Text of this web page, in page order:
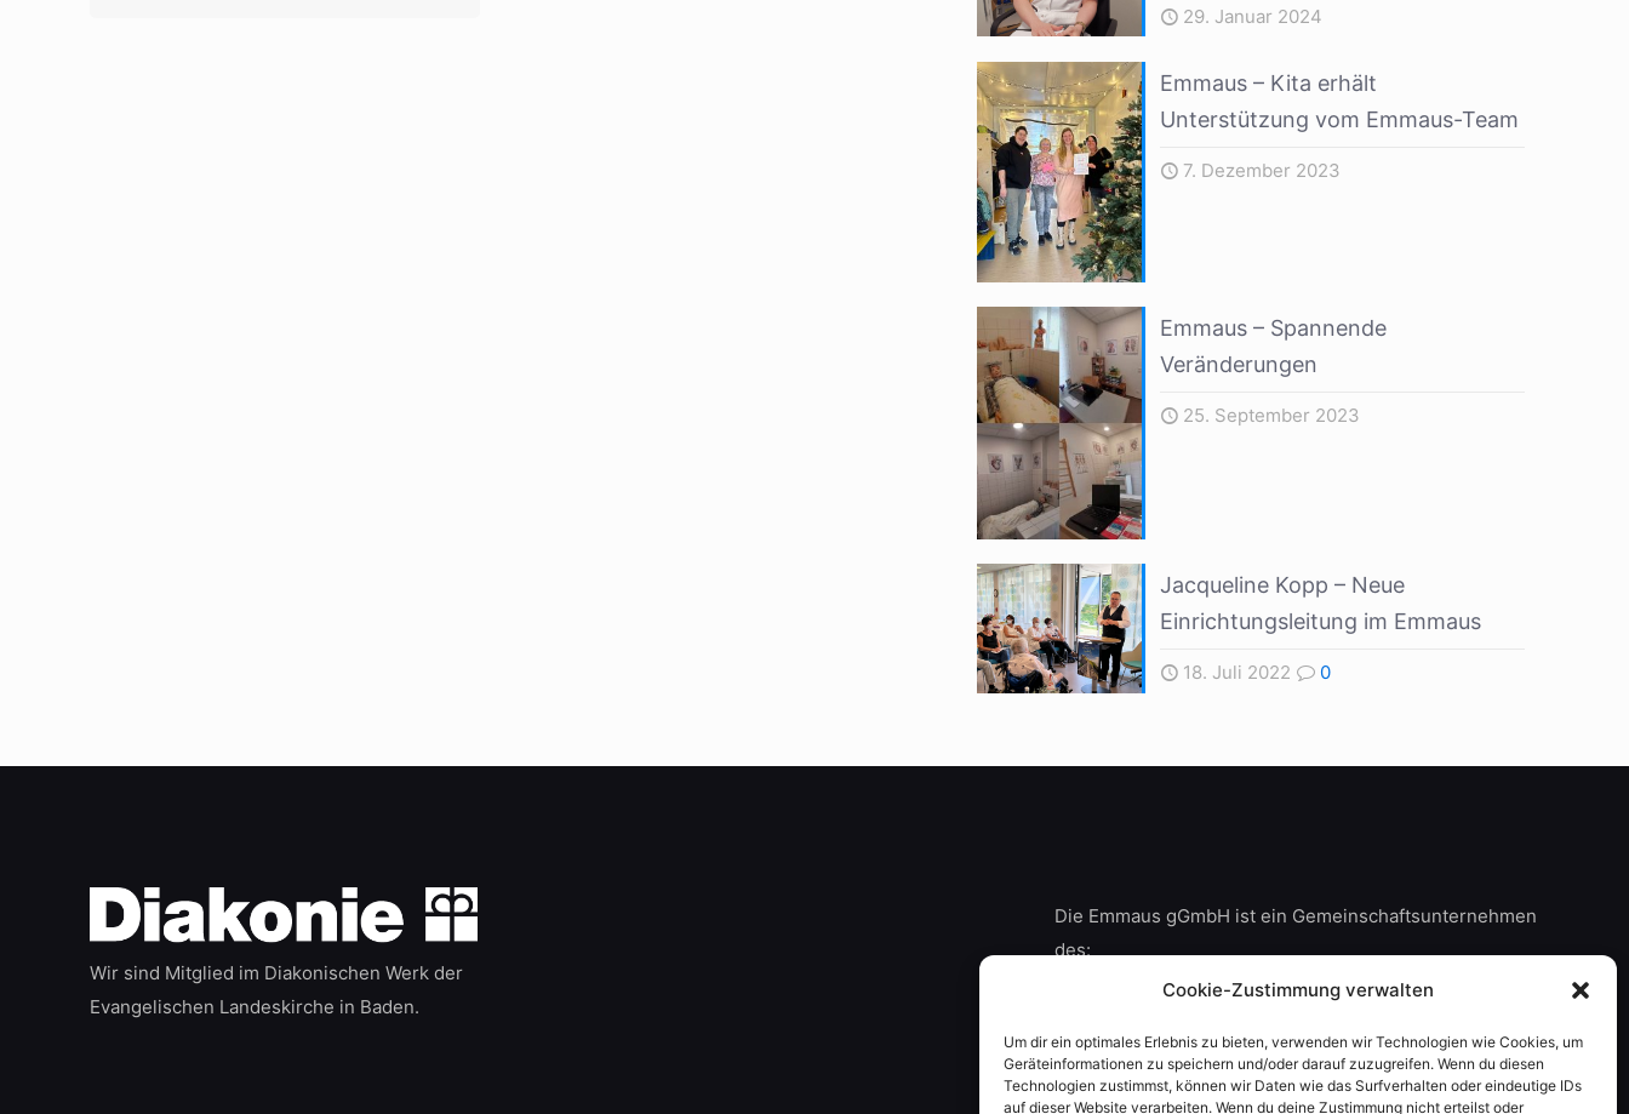
Cookie-Zustimmung verwalten
Um dir ein optimales Erlebnis zu bieten, verwenden wir Technologien wie Cookies, um
Geräteinformationen zu speichern und/oder darauf zuzugreifen. Wenn du diesen
Technologien zustimmst, können wir Daten wie das Surfverhalten oder eindeutige IDs
auf dieser Website verarbeiten. Wenn du deine Zustimmung nicht erteilst oder
29. Januar 2024
Emmaus – Kita erhält
Unterstützung vom Emmaus-Team
7. Dezember 2023
Emmaus – Spannende
Veränderungen
25. September 2023
Jacqueline Kopp – Neue
Einrichtungsleitung im Emmaus
18. Juli 2022 0
Wir sind Mitglied im Diakonischen Werk der
Evangelischen Landeskirche in Baden.
Die Emmaus gGmbH ist ein Gemeinschaftsunternehmen
des: